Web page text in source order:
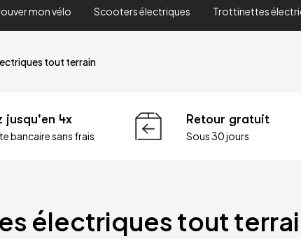
mon vélo Scooters électriques Trottinettes
tout terrain
jusqu'en 4x
bancaire sans frais
Retour gratuit
Sous 30 jours
électriques tout